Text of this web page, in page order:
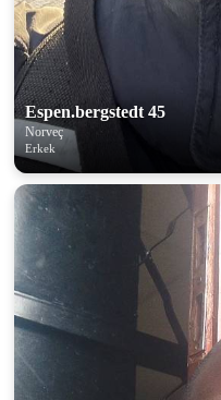
Espen.bergstedt 45
Norveç
Erkek